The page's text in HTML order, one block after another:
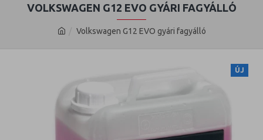
Volkswagen G12 EVO gyári fagyálló
VOLKSWAGEN G12 EVO GYÁRI FAGYÁLLÓ
ÚJ